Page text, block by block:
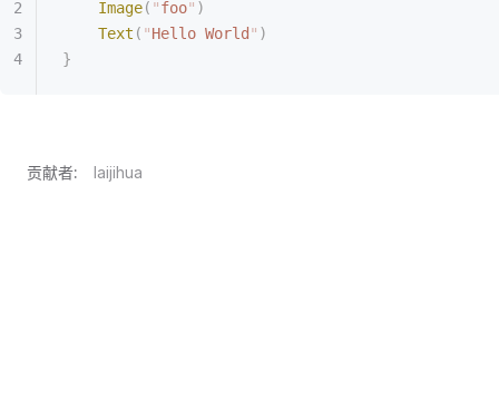
    Image
( "foo" )
    Text
( "Hello World " )
}
贡献者: laijihua